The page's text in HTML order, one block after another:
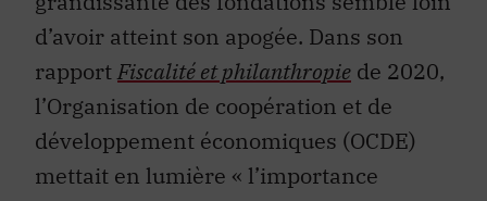
d’avoir atteint son apogée. Dans son
rapportFiscalité et philanthropie de 2020,
l’Organisation de coopération et de
développement économiques (OCDE)
mettait en lumière « l’importance